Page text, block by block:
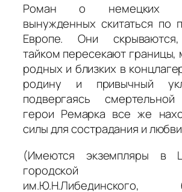
Роман о немецких
вынужденных скитаться по
Европе. Они
тайком пересекают границы,
родных и близких в
родину и привычный
подвергаясь смертельной
герои Ремарка все же
силы для сострадания и
(Имеются экземпляры в
городской
им.Ю.Н.Либединского,